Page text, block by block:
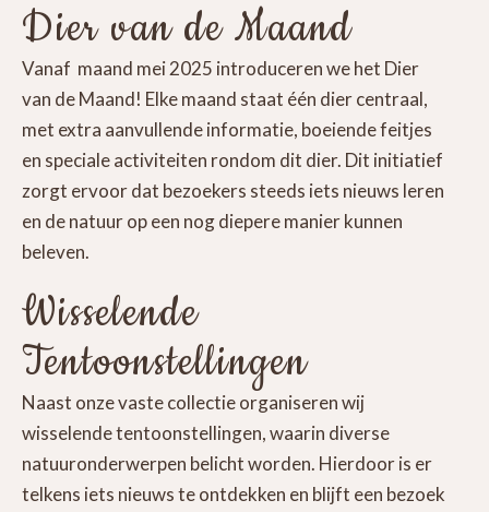
Dier van de Maand
Vanaf maand mei 2025 introduceren we het Dier
van de Maand! Elke maand staat één dier centraal,
met extra aanvullende informatie, boeiende feitjes
en speciale activiteiten rondom dit dier. Dit initiatief
zorgt ervoor dat bezoekers steeds iets nieuws leren
en de natuur op een nog diepere manier kunnen
beleven.
Wisselende
Tentoonstellingen
Naast onze vaste collectie organiseren wij
wisselende tentoonstellingen, waarin diverse
natuuronderwerpen belicht worden. Hierdoor is er
telkens iets nieuws te ontdekken en blijft een bezoek